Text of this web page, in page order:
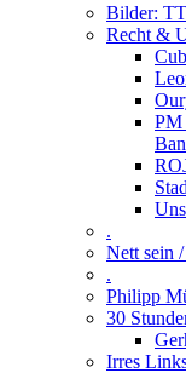
Bilder:
Recht &
PM
.
Nett sein
.
Philipp
30
Irres